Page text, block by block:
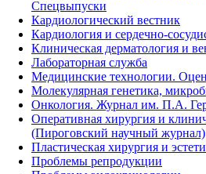
Спецвыпуски
Кардиологический вестник
Кардиология и сердечно-
Клиническая дерматология и
Лабораторная служба
Медицинские технологии.
Молекулярная генетика,
Онкология. Журнал им. П.А.
Оперативная хирургия и
(Пироговский научный журнал)
Пластическая хирургия и
Проблемы репродукции